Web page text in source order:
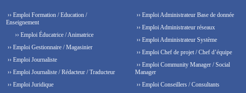
›› Emploi Formation / Education /
Enseignement
›› Emploi Éducatrice / Animatrice
›› Emploi Gestionnaire / Magasinier
›› Emploi Journaliste
›› Emploi Journaliste / Rédacteur / Traducteur
›› Emploi Juridique
›› Emploi Administrateur Base de donnée
›› Emploi Administrateur réseaux
›› Emploi Administrateur Système
›› Emploi Chef de projet / Chef d’équipe
›› Emploi Community Manager / Social
Manager
›› Emploi Conseillers / Consultants